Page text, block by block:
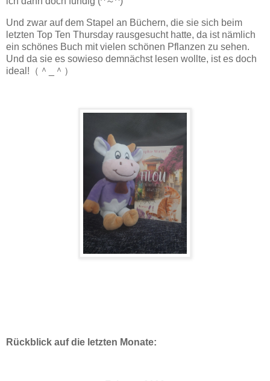
Und zwar auf dem Stapel an Büchern, die sie sich beim
letzten Top Ten Thursday rausgesucht hatte, da ist nämlich
ein schönes Buch mit vielen schönen Pflanzen zu sehen.
Und da sie es sowieso demnächst lesen wollte, ist es doch
ideal!（＾_＾）
Rückblick auf die letzten Monate: